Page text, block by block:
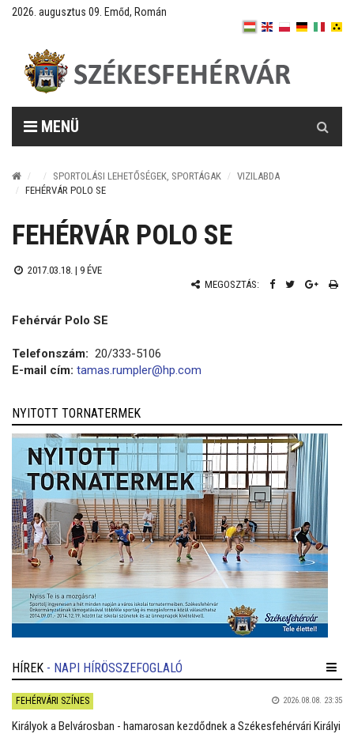
2026. augusztus 09. Emőd, Román
MENÜ
SPORTOLÁSI LEHETŐSÉGEK, SPORTÁGAK
VIZILABDA
FEHÉRVÁR POLO SE
FEHÉRVÁR POLO SE
2017.03.18. | 9 ÉVE
MEGOSZTÁS:
Fehérvár Polo SE
Telefonszám: 20/333-5106
E-mail cím: tamas.rumpler@hp.com
NYITOTT TORNATERMEK
HÍREK - NAPI HÍRÖSSZEFOGLALÓ
FEHÉRVÁRI SZÍNES 2026.08.08. 23:35
Királyok a Belvárosban - hamarosan kezdődnek a Székesfehérvári Királyi